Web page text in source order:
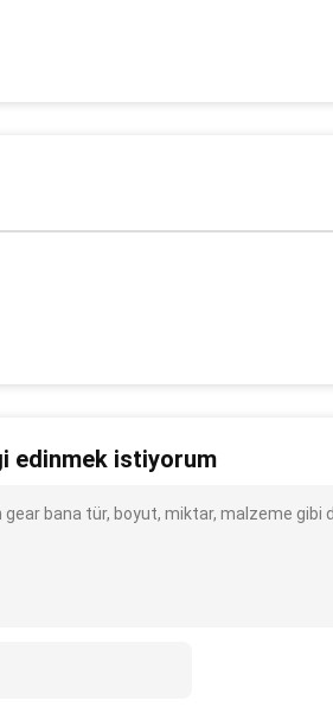
edinmek istiyorum
bana tür, boyut, miktar, malzeme gibi